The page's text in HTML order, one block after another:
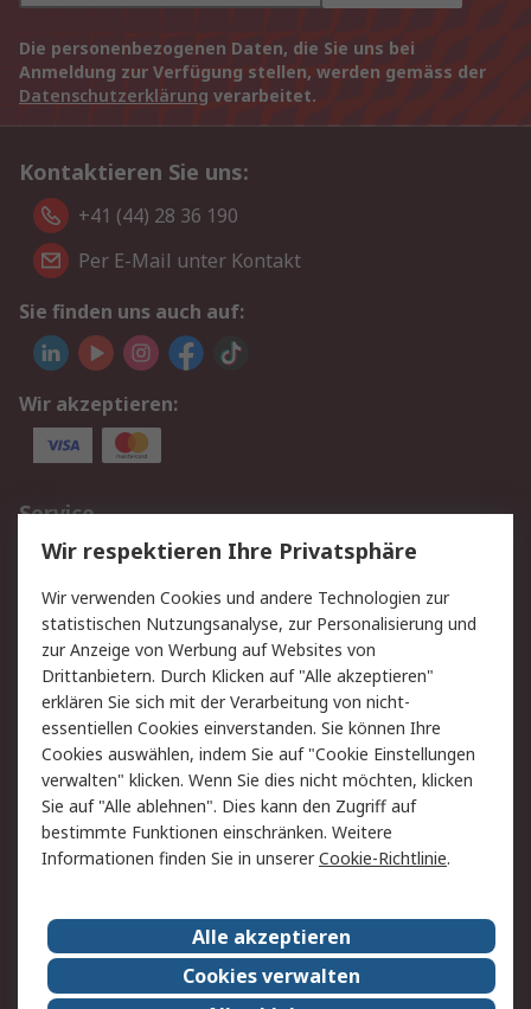
Die personenbezogenen Daten, die Sie uns bei
Anmeldung zur Verfügung stellen, werden gemäss der
Datenschutzerklärung verarbeitet.
Kontaktieren Sie uns:
+41 (44) 28 36 190
Per E-Mail unter Kontakt
Sie finden uns auch auf:
Wir akzeptieren:
Service
Value Added Services
Lieferlösungen
Rücksendungen
Kontakt
Hilfe
Rechtliches
AGB
Datenschutz
Cookie-Richtlinie
Zahlungsbedingungen
Copyright/Impressum
Über RS
Karriere bei RS
Nachhaltigkeit
Qualität/Umwelt/ZertifikatePresse-Center
Event-Center
Wir respektieren Ihre Privatsphäre
Wir verwenden Cookies und andere Technologien zur
statistischen Nutzungsanalyse, zur Personalisierung und
zur Anzeige von Werbung auf Websites von
Drittanbietern. Durch Klicken auf "Alle akzeptieren"
erklären Sie sich mit der Verarbeitung von nicht-
essentiellen Cookies einverstanden. Sie können Ihre
Cookies auswählen, indem Sie auf "Cookie Einstellungen
verwalten" klicken. Wenn Sie dies nicht möchten, klicken
Sie auf "Alle ablehnen". Dies kann den Zugriff auf
bestimmte Funktionen einschränken. Weitere
Informationen finden Sie in unsererCookie-Richtlinie.
Alle akzeptieren
Cookies verwalten